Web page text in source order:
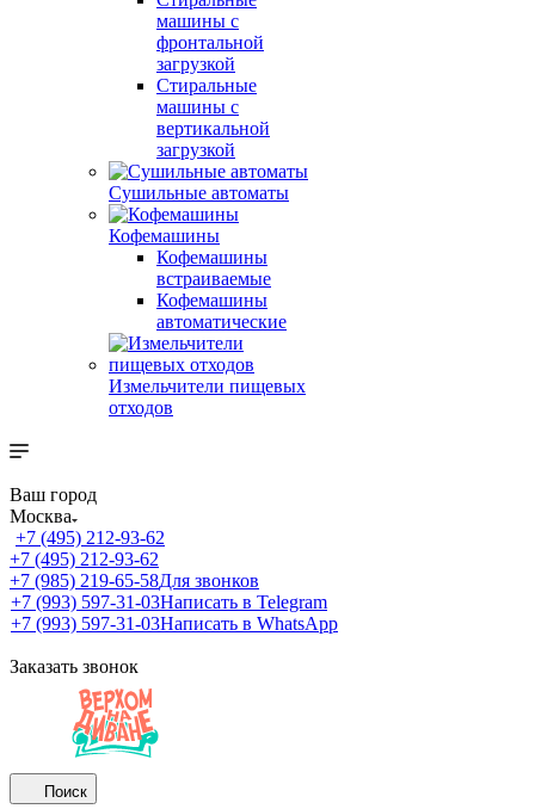
машины с
фронтальной
загрузкой
Стиральные
машины с
вертикальной
загрузкой
Сушильные автоматы
Кофемашины
Кофемашины
встраиваемые
Кофемашины
автоматические
Измельчители пищевых
отходов
Ваш город
Москва
+7 (495) 212-93-62
+7 (495) 212-93-62
+7 (985) 219-65-58Для звонков
+7 (993) 597-31-03Написать в Telegram
+7 (993) 597-31-03Написать в WhatsApp
Заказать звонок
Поиск